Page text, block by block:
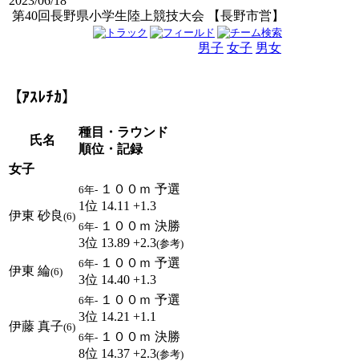
第40回長野県小学生陸上競技大会 【長野市営】
男子 女子 男女
【ｱｽﾚﾁｶ】
氏名
種目・ラウンド
順位・記録
女子
伊東 砂良 (6)
6年- １００ｍ 予選
1位 14.11 +1.3
6年- １００ｍ 決勝
3位 13.89 +2.3(参考)
伊東 綸(6)
6年- １００ｍ 予選
3位 14.40 +1.3
伊藤 真子(6)
6年- １００ｍ 予選
3位 14.21 +1.1
6年- １００ｍ 決勝
8位 14.37 +2.3(参考)